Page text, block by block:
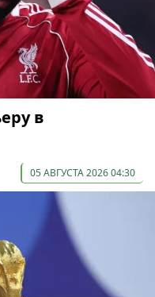
в
05 АВГУСТА 2026 04:30